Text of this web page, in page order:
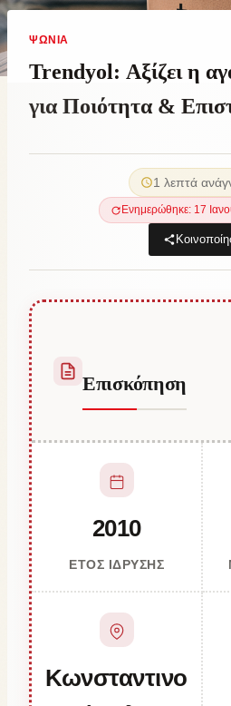
ΨΏΝΙΑ
Trendyol: Αξίζει η
για Ποιότητα &
1 λεπτά
Ενημερώθηκε: 17
Επισκόπηση
2010
ΈΤΟΣ ΊΔΡΥΣΗΣ
Κωνσταντινο